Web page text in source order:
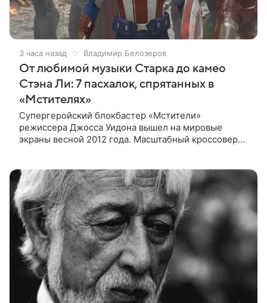
3 часа назад Владимир Белозеров
От любимой музыки Старка до камео
Стэна Ли: 7 пасхалок, спрятанных в
«Мстителях»
Супергеройский блокбастер «Мстители»
режиссера Джосса Уидона вышел на мировые
экраны весной 2012 года. Масштабный кроссовер